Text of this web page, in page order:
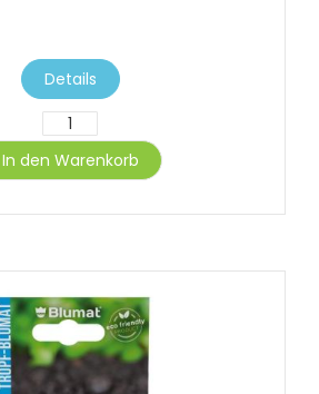
Details
In den Warenkorb